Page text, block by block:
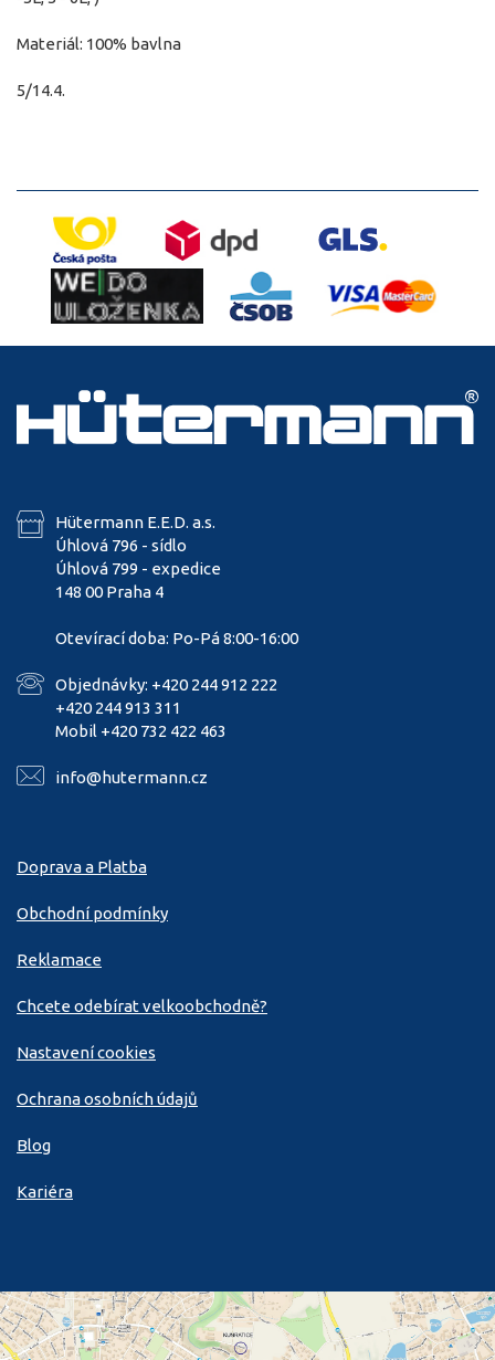
Materiál: 100% bavlna
5/14.4.
Hütermann E.E.D. a.s.
Úhlová 796 - sídlo
Úhlová 799 - expedice
148 00 Praha 4
Otevírací doba: Po-Pá 8:00-16:00
Objednávky: +420 244 912 222
+420 244 913 311
Mobil +420 732 422 463
info@hutermann.cz
Doprava a Platba
Obchodní podmínky
Reklamace
Chcete odebírat velkoobchodně?
Nastavení cookies
Ochrana osobních údajů
Blog
Kariéra